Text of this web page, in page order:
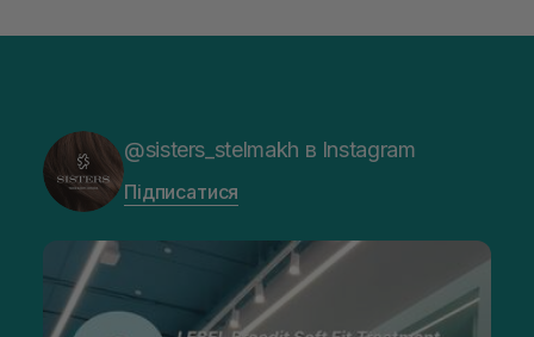
@sisters_stelmakh в Instagram
Підписатися